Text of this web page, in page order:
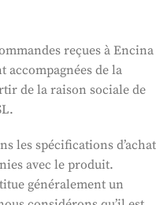
reçues à Encina
accompagnées de la
de la raison sociale de
les spécifications d’achat
avec le produit.
généralement un